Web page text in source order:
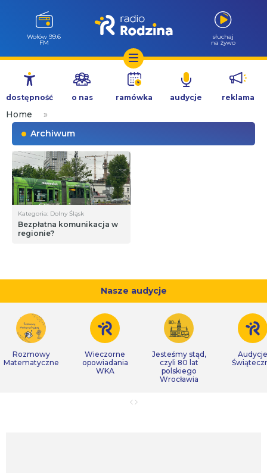
Przejdź
treści
Wołów 99.6
FM
słuchaj
na żywo
dostępność o nas ramówka audycje reklama
Home
»
Archiwum
Kategoria: Dolny Śląsk
Bezpłatna komunikacja w
regionie?
Nasze audycje
Rozmowy
Matematyczne
Wieczorne
opowiadania
WKA
Jesteśmy stąd,
czyli 80 lat
polskiego
Wrocławia
Audycje